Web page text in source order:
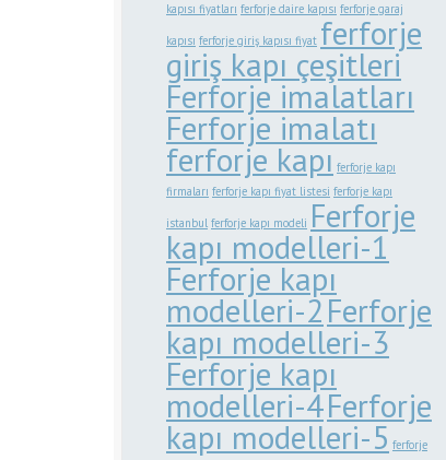
kapısı fiyatları ferforje daire kapısı ferforje garaj
kapısı ferforje giriş kapısı fiyat ferforje
giriş kapı çeşitleri
Ferforje imalatları
Ferforje imalatı
ferforje kapı ferforje kapı
firmaları ferforje kapı fiyat listesi ferforje kapı
istanbul ferforje kapı modeli Ferforje
kapı modelleri-1
Ferforje kapı
modelleri-2Ferforje
kapı modelleri-3
Ferforje kapı
modelleri-4Ferforje
kapı modelleri-5 ferforje